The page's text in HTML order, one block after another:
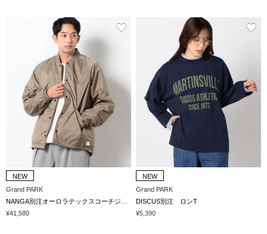
NEW
Grand PARK
¥41,580
NEW
Grand PARK
DISCUS別注 ロンT
¥5,390